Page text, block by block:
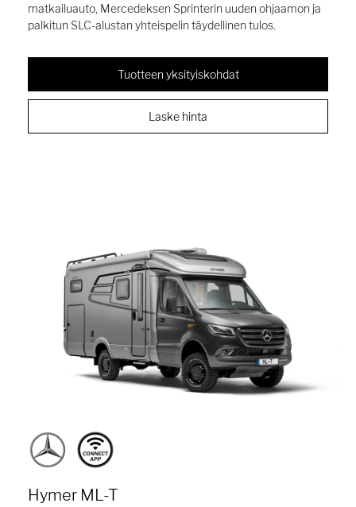
matkailuauto, Mercedeksen Sprinterin uuden ohjaamon ja
palkitun SLC-alustan yhteispelin täydellinen tulos.
Tuotteen yksityiskohdat
Laske hinta
Hymer ML-T